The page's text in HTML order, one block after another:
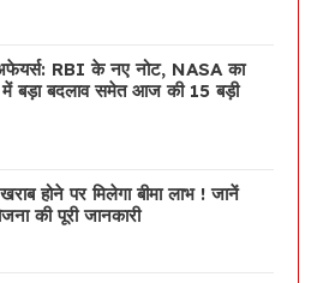
RBI के नए नोट, NASA का
बड़ा बदलाव समेत आज की 15 बड़ी
होने पर मिलेगा बीमा लाभ ! जानें
की पूरी जानकारी